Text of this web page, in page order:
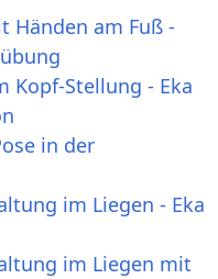
Händen am Fuß -
Kopf-Stellung - Eka
in der
im Liegen - Eka
im Liegen mit